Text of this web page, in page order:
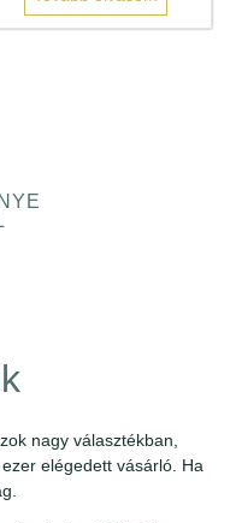
nagy választékban,
elégedett vásárló. Ha